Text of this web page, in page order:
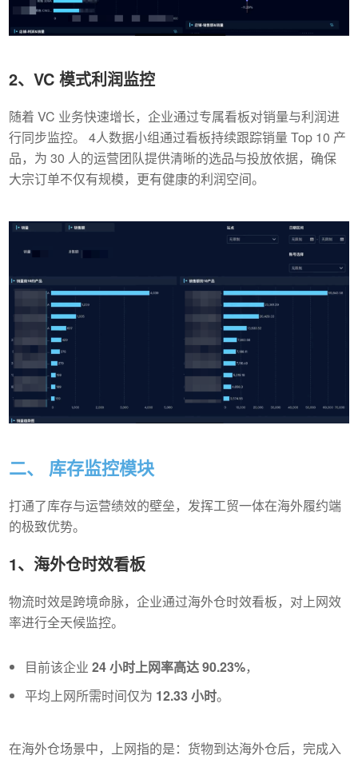
2、VC 模式利润监控
随着 VC 业务快速增长，企业通过专属看板对销量与利润进
行同步监控。 4人数据小组通过看板持续跟踪销量 Top 10 产
品，为 30 人的运营团队提供清晰的选品与投放依据，确保
大宗订单不仅有规模，更有健康的利润空间。
二、 库存监控模块
打通了库存与运营绩效的壁垒，发挥工贸一体在海外履约端
的极致优势。
1、海外仓时效看板
物流时效是跨境命脉，企业通过海外仓时效看板，对上网效
率进行全天候监控。
目前该企业24 小时上网率高达 90.23%，
平均上网所需时间仅为 12.33 小时。
在海外仓场景中，上网指的是：货物到达海外仓后，完成入